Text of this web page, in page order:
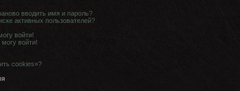
вводить имя и пароль?
активных пользователей?
войти!
войти!
cookies»?